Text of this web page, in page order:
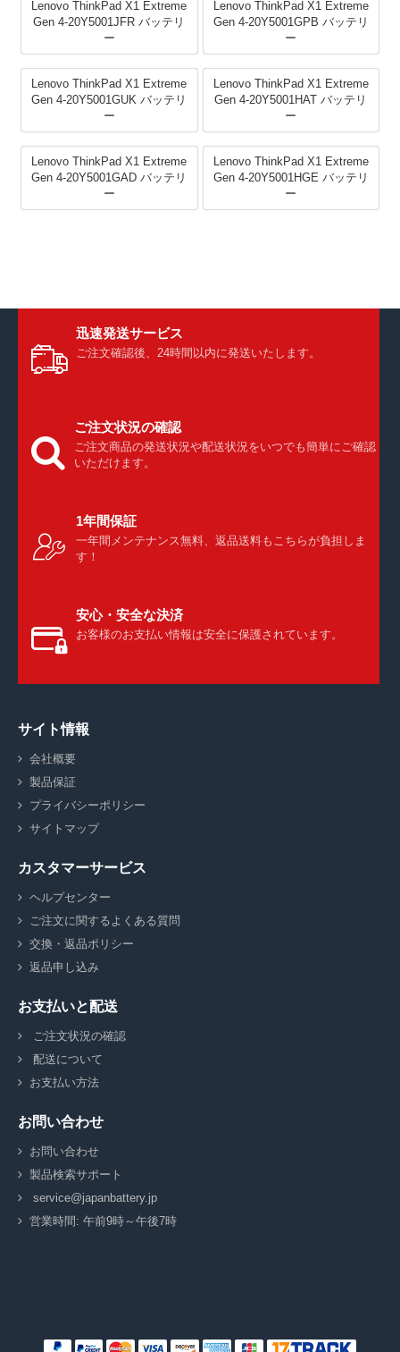
Lenovo ThinkPad X1 Extreme
Gen 4-20Y5001JFR バッテリ
ー
Lenovo ThinkPad X1 Extreme
Gen 4-20Y5001GPB バッテリ
ー
Lenovo ThinkPad X1 Extreme
Gen 4-20Y5001GUK バッテリ
ー
Lenovo ThinkPad X1 Extreme
Gen 4-20Y5001HAT バッテリ
ー
Lenovo ThinkPad X1 Extreme
Gen 4-20Y5001GAD バッテリ
ー
Lenovo ThinkPad X1 Extreme
Gen 4-20Y5001HGE バッテリ
ー
迅速発送サービス
ご注文確認後、24時間以内に発送いたします。
ご注文状況の確認
ご注文商品の発送状況や配送状況をいつでも簡単にご確認
いただけます。
1年間保証
一年間メンテナンス無料、返品送料もこちらが負担しま
す！
安心・安全な決済
お客様のお支払い情報は安全に保護されています。
サイト情報
会社概要
製品保証
プライバシーポリシー
サイトマップ
カスタマーサービス
ヘルプセンター
ご注文に関するよくある質問
交換・返品ポリシー
返品申し込み
お支払いと配送
ご注文状況の確認
配送について
お支払い方法
お問い合わせ
お問い合わせ
製品検索サポート
service@japanbattery.jp
営業時間: 午前9時～午後7時